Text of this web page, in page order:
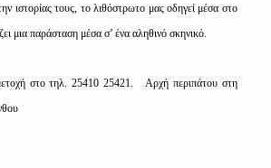
ιστορίας τους, το λιθόστρωτο μας οδηγεί μέσα στο
μια παράσταση μέσα σ’ ένα αληθινό σκηνικό.
στο τηλ. 25410 25421. Αρχή περιπάτου στη